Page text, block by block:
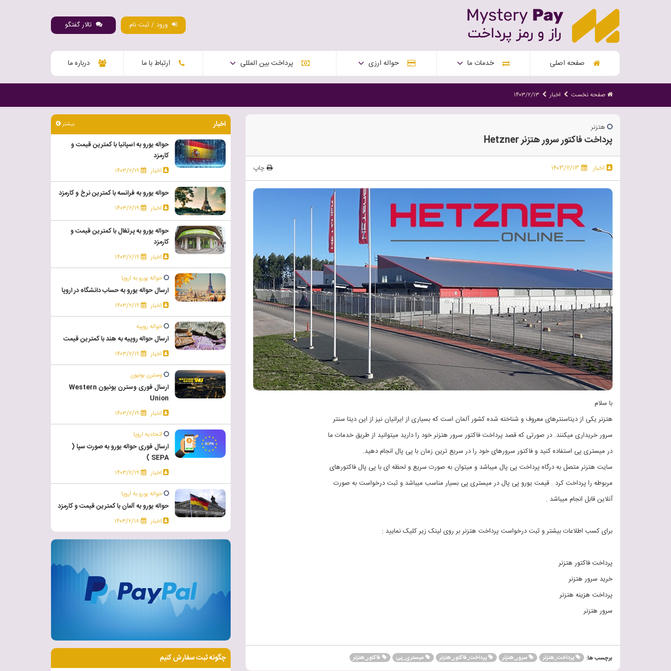
ورود / ثبت نام تالار گفتگو
صفحه اصلی خدمات ما حواله ارزی پرداخت بین المللی ارتباط با ما درباره ما
صفحه نخست اخبار ۱۴۰۳/۲/۱۳
هتزنر
پرداخت فاکتور سرور هتزنر Hetzner
اخبار ۱۴۰۳/۲/۱۳ چاپ
با سلام
هتزنر یکی از دیتاسنترهای معروف و شناخته شده کشور آلمان است که بسیاری از ایرانیان نیز از این دیتا سنتر
سرور خریداری میکنند. در صورتی که قصد پرداخت فاکتور سرور هتزنر خود را دارید میتوانید از طریق خدمات ما
در میستری پی استفاده کنید و فاکتور سرورهای خود را در سریع ترین زمان با پی پال انجام دهید.
سایت هتزنر متصل به درگاه پرداخت پی پال میباشد و میتوان به صورت سریع و لحظه ای با پی پال فاکتورهای
مربوطه را پرداخت کرد . قیمت یورو پی پال در میستری پی بسیار مناسب میباشد و ثبت درخواست به صورت
آنلاین قابل انجام میباشد .
برای کسب اطلاعات بیشتر و ثبت درخواست پرداخت هتزنر بر روی لینک زیر کلیک نمایید :
پرداخت فاکتور هتزنر
خرید سرور هتزنر
پرداخت هزینه هتزنر
سرور هتزنر
برچسب ها: پرداخت_هتزنر سرور_هتزنر پرداخت_فاکتور_هتزنر میستری_پی فاکتور_هتزنر
اخبار بیشتر
حواله یورو به اسپانیا با کمترین قیمت و
کارمزد
اخبار ۱۴۰۳/۲/۱۹
حواله یورو به فرانسه با کمترین نرخ و کارمزد
اخبار ۱۴۰۳/۲/۱۹
حواله یورو به پرتغال با کمترین قیمت و
کارمزد
اخبار ۱۴۰۳/۲/۱۹
حواله یورو به اروپا
ارسال حواله یورو به حساب دانشگاه در اروپا
اخبار ۱۴۰۳/۲/۱۹
حواله روپیه
ارسال حواله روپیه به هند با کمترین قیمت
اخبار ۱۴۰۳/۲/۱۹
وسترن یونیون
ارسال فوری وسترن یونیون Western
Union
اخبار ۱۴۰۳/۲/۱۹
اتحادیه اروپا
ارسال فوری حواله یورو به صورت سپا (
SEPA )
اخبار ۱۴۰۳/۲/۱۹
حواله یورو به اروپا
حواله یورو به آلمان با کمترین قیمت و کارمزد
اخبار ۱۴۰۳/۲/۱۸
چگونه ثبت سفارش کنیم